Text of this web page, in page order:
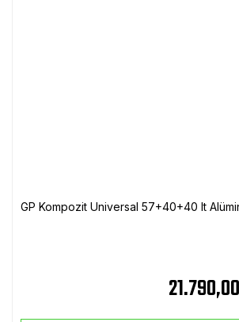
GP Kompozit Universal 57+40+40 lt